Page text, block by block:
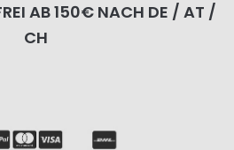
AB 150€ NACH DE / AT /
CH